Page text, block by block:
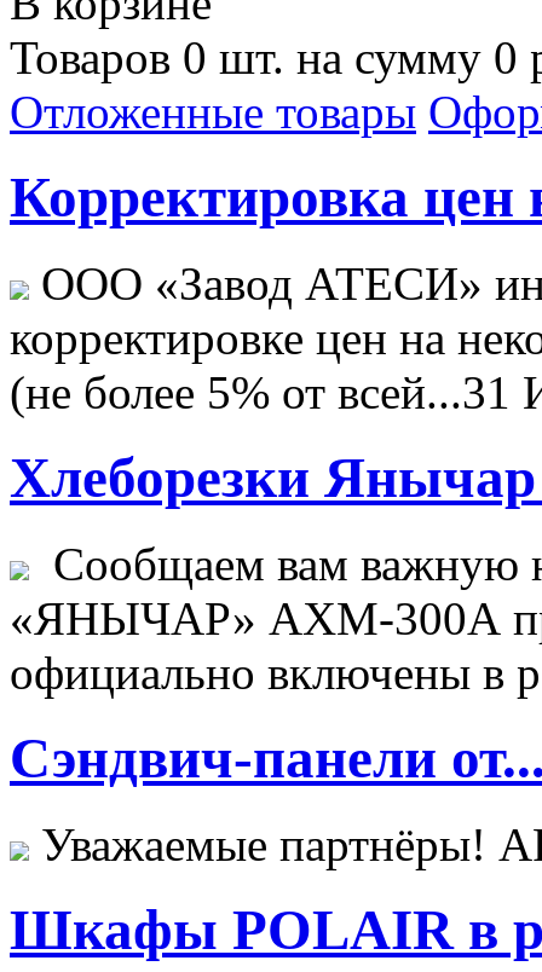
Товаров 0 шт. на сумму 0
Отложенные товары
Корректировка цен
ООО «Завод АТЕСИ»
корректировке цен на
(не более 5% от всей...31
Хлеборезки Янычар
Сообщаем вам важную
«ЯНЫЧАР» АХМ-300А
официально включены в
Сэндвич-панели
Уважаемые
Шкафы POLAIR в